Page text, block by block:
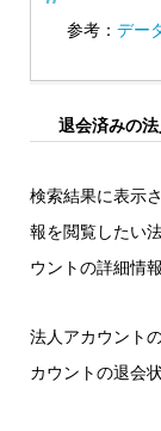
参考： デー
退会済みの
検索結果に表示
報を閲覧したい
ウントの詳細情
法人アカウント
カウントの退会